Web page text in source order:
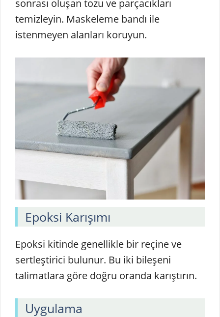
sonrası oluşan tozu ve parçacıkları
temizleyin. Maskeleme bandı ile
istenmeyen alanları koruyun.
Epoksi Karışımı
Epoksi kitinde genellikle bir reçine ve
sertleştirici bulunur. Bu iki bileşeni
talimatlara göre doğru oranda karıştırın.
Uygulama